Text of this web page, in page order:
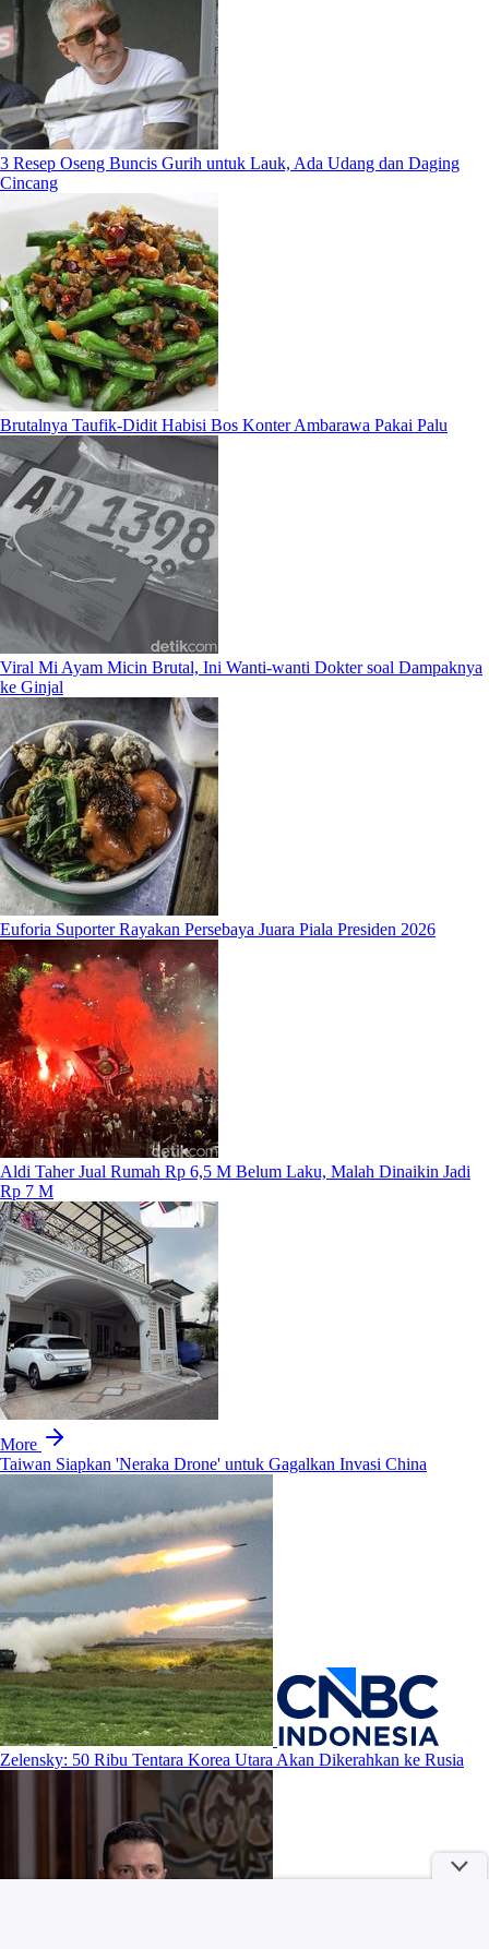
3 Resep Oseng Buncis Gurih untuk Lauk, Ada Udang dan Daging
Cincang
Brutalnya Taufik-Didit Habisi Bos Konter Ambarawa Pakai Palu
Viral Mi Ayam Micin Brutal, Ini Wanti-wanti Dokter soal Dampaknya
ke Ginjal
Euforia Suporter Rayakan Persebaya Juara Piala Presiden 2026
Aldi Taher Jual Rumah Rp 6,5 M Belum Laku, Malah Dinaikin Jadi
Rp 7 M
More
Taiwan Siapkan 'Neraka Drone' untuk Gagalkan Invasi China
Zelensky: 50 Ribu Tentara Korea Utara Akan Dikerahkan ke Rusia